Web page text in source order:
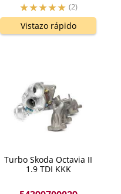
(2)
Vistazo rápido
Turbo Skoda Octavia II
1.9 TDI KKK